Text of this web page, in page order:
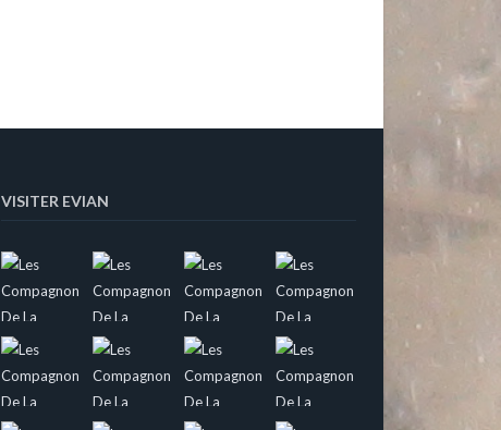
VISITER EVIAN